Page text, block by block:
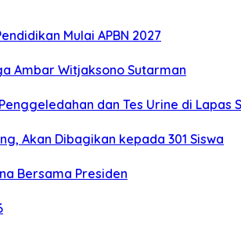
Mulai APBN 2027
Ambar Witjaksono Sutarman
dan Tes Urine di Lapas
Akan Dibagikan kepada 301 Siswa
Bersama Presiden